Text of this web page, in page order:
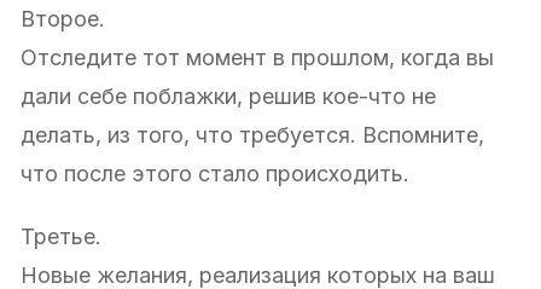
Второе.
Отследите тот момент в прошлом, когда вы
дали себе поблажки, решив кое-что не
делать, из того, что требуется. Вспомните,
что после этого стало происходить.
Третье.
Новые желания, реализация которых на ваш